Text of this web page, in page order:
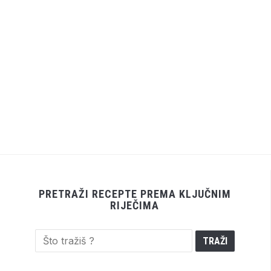
PRETRAŽI RECEPTE PREMA KLJUČNIM
RIJEČIMA